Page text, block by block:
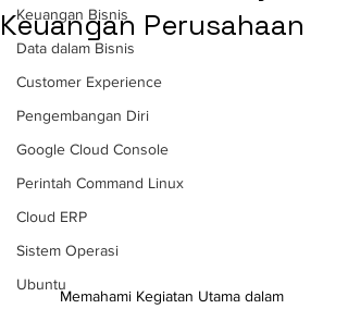
Keuangan Bisnis
Data dalam Bisnis
Customer Experience
Pengembangan Diri
Google Cloud Console
Perintah Command Linux
Cloud ERP
Sistem Operasi
Ubuntu
Keuangan Perusahaan
Memahami Kegiatan Utama dalam